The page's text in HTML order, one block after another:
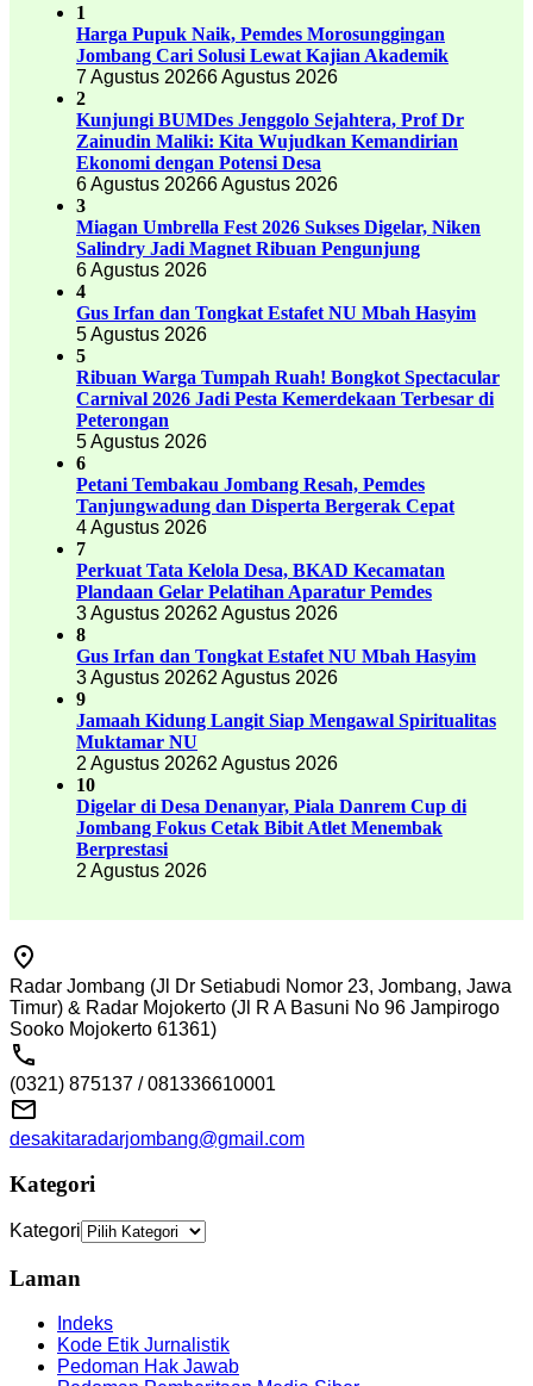
1
Harga Pupuk Naik, Pemdes Morosunggingan
Jombang Cari Solusi Lewat Kajian Akademik
7 Agustus 20266 Agustus 2026
2
Kunjungi BUMDes Jenggolo Sejahtera, Prof Dr
Zainudin Maliki: Kita Wujudkan Kemandirian
Ekonomi dengan Potensi Desa
6 Agustus 20266 Agustus 2026
3
Miagan Umbrella Fest 2026 Sukses Digelar, Niken
Salindry Jadi Magnet Ribuan Pengunjung
6 Agustus 2026
4
Gus Irfan dan Tongkat Estafet NU Mbah Hasyim
5 Agustus 2026
5
Ribuan Warga Tumpah Ruah! Bongkot Spectacular
Carnival 2026 Jadi Pesta Kemerdekaan Terbesar di
Peterongan
5 Agustus 2026
6
Petani Tembakau Jombang Resah, Pemdes
Tanjungwadung dan Disperta Bergerak Cepat
4 Agustus 2026
7
Perkuat Tata Kelola Desa, BKAD Kecamatan
Plandaan Gelar Pelatihan Aparatur Pemdes
3 Agustus 20262 Agustus 2026
8
Gus Irfan dan Tongkat Estafet NU Mbah Hasyim
3 Agustus 20262 Agustus 2026
9
Jamaah Kidung Langit Siap Mengawal Spiritualitas
Muktamar NU
2 Agustus 20262 Agustus 2026
10
Digelar di Desa Denanyar, Piala Danrem Cup di
Jombang Fokus Cetak Bibit Atlet Menembak
Berprestasi
2 Agustus 2026
Radar Jombang (Jl Dr Setiabudi Nomor 23, Jombang, Jawa
Timur) & Radar Mojokerto (Jl R A Basuni No 96 Jampirogo
Sooko Mojokerto 61361)
(0321) 875137 / 081336610001
desakitaradarjombang@gmail.com
Kategori
Kategori
Laman
Indeks
Kode Etik Jurnalistik
Pedoman Hak Jawab